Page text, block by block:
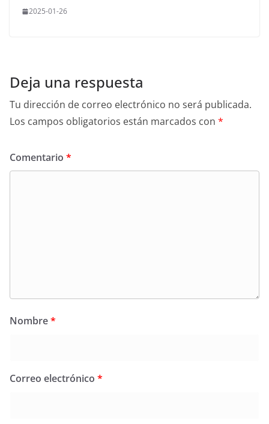
2025-01-26
Deja una respuesta
Tu dirección de correo electrónico no será publicada.
Los campos obligatorios están marcados con *
Comentario *
Nombre*
Correo electrónico *